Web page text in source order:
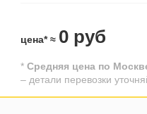
цена* ≈ 0 руб
* Средняя цена по
– детали перевозки